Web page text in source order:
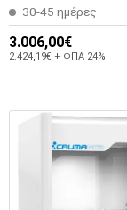
30-45 ημέρες
3.006,00€
2.424,19€ + ΦΠΑ 24%